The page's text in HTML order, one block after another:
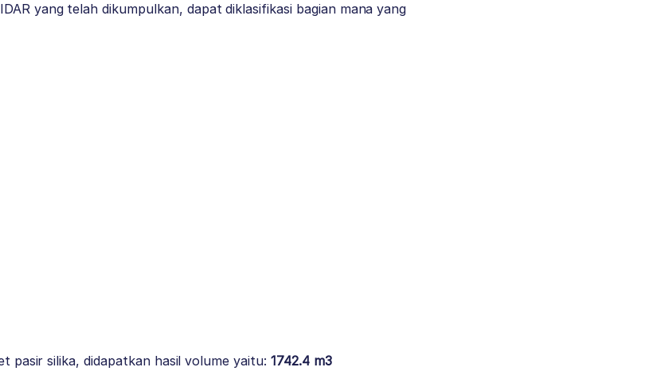
yang telah dikumpulkan, dapat diklasifikasi bagian mana yang
pasir silika, didapatkan hasil volume yaitu: 1742.4 m3